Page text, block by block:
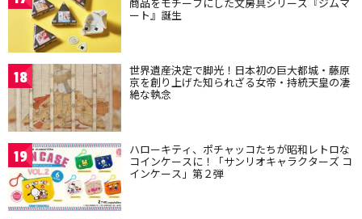
ート』誕生
18 世界遺産決定で脚光！日本初の巨大都城・藤原
京を創り上げた知られざる女帝・持統天皇の凄
絶な執念
19 ハローキティ、ポチャッコたちが昭和レトロな
コインケースに！「サンリオキャラクターズ コ
インケース」第２弾